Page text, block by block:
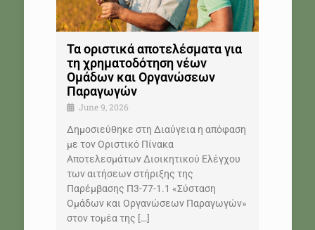
Τα οριστικά αποτελέσματα για
τη χρηματοδότηση νέων
Ομάδων και Οργανώσεων
Παραγωγών
June 9, 2026
Δημοσιεύθηκε στη Διαύγεια η απόφαση
με τον Οριστικό Πίνακα
Αποτελεσμάτων Διοικητικού Ελέγχου
των αιτήσεων στήριξης της
Παρέμβασης Π3-77-1.1 «Σύσταση
Ομάδων και Οργανώσεων Παραγωγών»
στον τομέα της […]